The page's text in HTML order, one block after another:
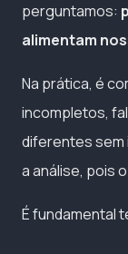
perguntamos:
alimentam
Na prática, é
incompletos,
diferentes sem
a análise, pois
É fundamental